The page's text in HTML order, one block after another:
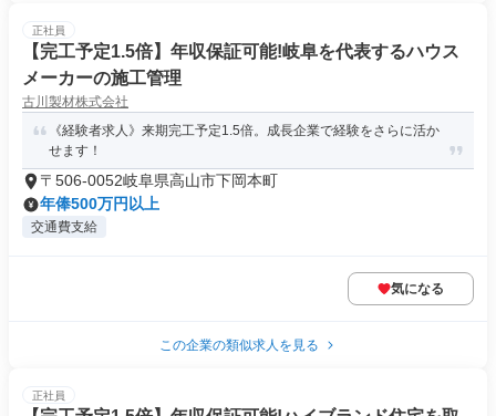
正社員
【完工予定1.5倍】年収保証可能!岐阜を代表するハウス
メーカーの施工管理
古川製材株式会社
《経験者求人》来期完工予定1.5倍。成長企業で経験をさらに活か
せます！
〒506-0052岐阜県高山市下岡本町
年俸500万円以上
交通費支給
気になる
この企業の類似求人を見る
正社員